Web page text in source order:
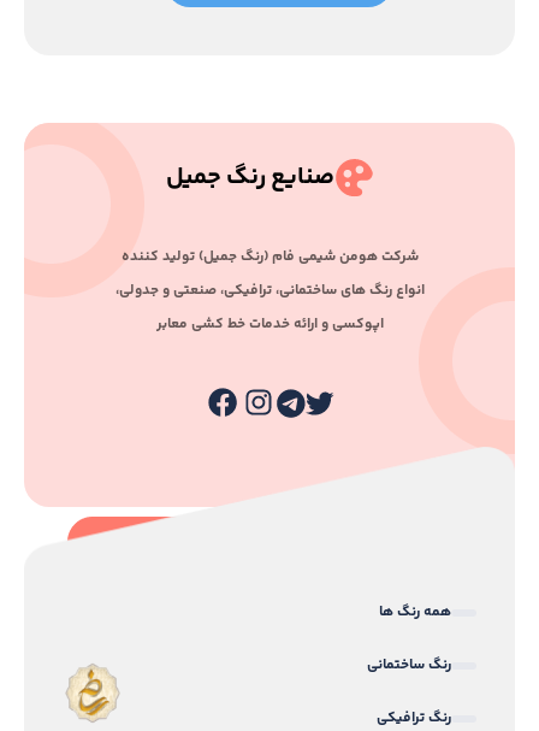
صنایع رنگ جمیل
ﺷﺮﮐﺖ ﻫﻮﻣﻦ ﺷﯿﻤﯽ ﻓﺎم (رﻧﮓ ﺟﻤﯿﻞ) ﺗﻮﻟﯿﺪ ﮐﻨﻨﺪه
اﻧﻮاع رﻧﮓ ﻫﺎی ﺳﺎﺧﺘﻤﺎﻧﯽ، ﺗﺮاﻓﯿﮑﯽ، ﺻﻨﻌﺘﯽ و ﺟﺪوﻟﯽ،
اﭘﻮﮐﺴﯽ و اراﺋﻪ ﺧﺪﻣﺎت ﺧﻂ ﮐﺸﯽ ﻣﻌﺎﺑﺮ
همه رنگ ها
رنگ ساختمانی
رنگ ترافیکی